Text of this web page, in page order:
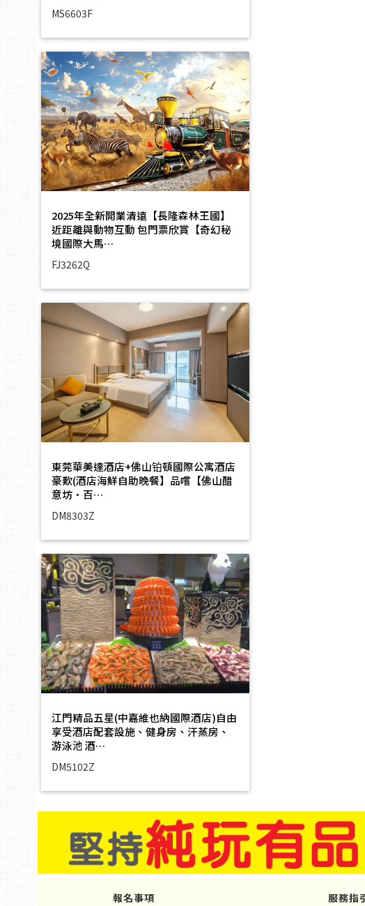
MS6603F
2025年全新開業清遠【長隆森林王國】
近距離與動物互動 包門票欣賞【奇幻秘
境國際大馬…
FJ3262Q
東莞華美達酒店+佛山铂頓國際公寓酒店
豪歎(酒店海鮮自助晚餐】品嚐【佛山醋
意坊·百…
DM8303Z
江門精品五星(中嘉維也納國際酒店)自由
享受酒店配套設施、健身房、汗蒸房、
游泳池 酒…
DM5102Z
報名事項 服務指